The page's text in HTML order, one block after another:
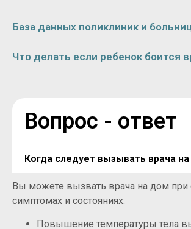
База данных поликлиник и
Что делать если ребенок боится
Вопрос - ответ
Когда следует вызывать врача
Вы можете вызвать врача на дом
симптомах и состояниях:
Повышение температуры тела